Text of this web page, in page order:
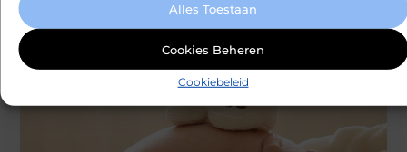
Alles Toestaan
Cookies Beheren
Cookiebeleid